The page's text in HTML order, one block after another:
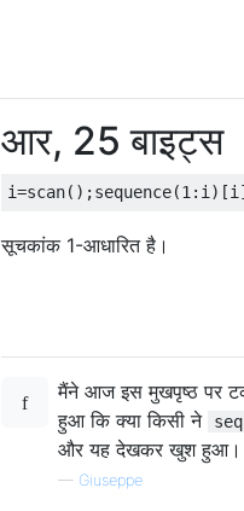
आर, 25 बाइट्स
सूचकांक 1-आधारित है।
मैंने आज इस मुखपृष्ठ पर
हुआ कि क्या किसी ने
और यह देखकर खुश हुआ।
— Giuseppe